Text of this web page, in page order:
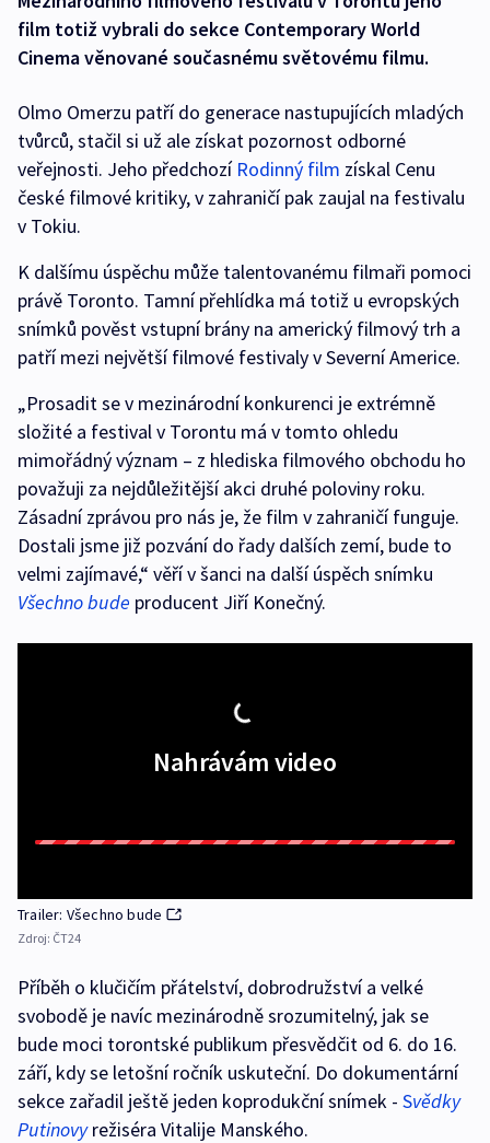
film totiž vybrali do sekce Contemporary World
Cinema věnované současnému světovému filmu.
Olmo Omerzu patří do generace nastupujících mladých
tvůrců, stačil si už ale získat pozornost odborné
veřejnosti. Jeho předchozí Rodinný film získal Cenu
české filmové kritiky, v zahraničí pak zaujal na festivalu
v Tokiu.
K dalšímu úspěchu může talentovanému filmaři pomoci
právě Toronto. Tamní přehlídka má totiž u evropských
snímků pověst vstupní brány na americký filmový trh a
patří mezi největší filmové festivaly v Severní Americe.
„Prosadit se v mezinárodní konkurenci je extrémně
složité a festival v Torontu má v tomto ohledu
mimořádný význam – z hlediska filmového obchodu ho
považuji za nejdůležitější akci druhé poloviny roku.
Zásadní zprávou pro nás je, že film v zahraničí funguje.
Dostali jsme již pozvání do řady dalších zemí, bude to
velmi zajímavé,“ věří v šanci na další úspěch snímku
Všechno bude producent Jiří Konečný.
Nahrávám video
Trailer: Všechno bude
Zdroj: ČT24
Příběh o klučičím přátelství, dobrodružství a velké
svobodě je navíc mezinárodně srozumitelný, jak se
bude moci torontské publikum přesvědčit od 6. do 16.
září, kdy se letošní ročník uskuteční. Do dokumentární
sekce zařadil ještě jeden koprodukční snímek - Svědky
Putinovyrežiséra Vitalije Manského.